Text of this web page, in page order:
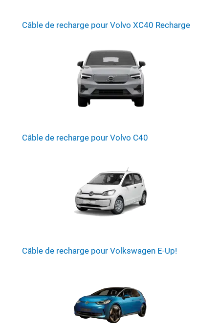
Câble de recharge pour Volvo XC40 Recharge
Câble de recharge pour Volvo C40
Câble de recharge pour Volkswagen E-Up!